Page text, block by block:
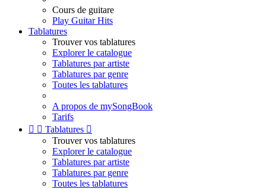
Cours de guitare
Play Guitar Hits
Tablatures
Trouver vos tablatures
Explorer le catalogue
Tablatures par artiste
Tablatures par genre
Toutes les tablatures
A propos de mySongBook
Tarifs
  Tablatures 
Trouver vos tablatures
Explorer le catalogue
Tablatures par artiste
Tablatures par genre
Toutes les tablatures